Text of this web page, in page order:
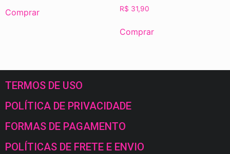
Comprar R$ 31,90
Comprar
TERMOS DE USO
POLÍTICA DE PRIVACIDADE
FORMAS DE PAGAMENTO
POLÍTICAS DE FRETE E ENVIO